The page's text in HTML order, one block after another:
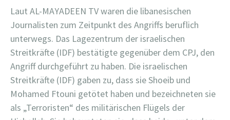
Laut AL-MAYADEEN TV waren die libanesischen
Journalisten zum Zeitpunkt des Angriffs beruflich
unterwegs. Das Lagezentrum der israelischen
Streitkräfte (IDF) bestätigte gegenüber dem CPJ, den
Angriff durchgeführt zu haben. Die israelischen
Streitkräfte (IDF) gaben zu, dass sie Shoeib und
Mohamed Ftouni getötet haben und bezeichneten sie
als „Terroristen“ des militärischen Flügels der